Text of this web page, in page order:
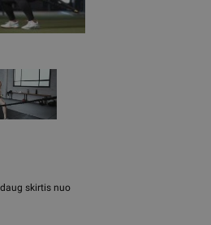
skirtis nuo